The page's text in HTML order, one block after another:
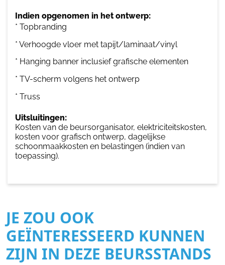
Indien opgenomen in het ontwerp:
* Topbranding
* Verhoogde vloer met tapijt/laminaat/vinyl
* Hanging banner inclusief grafische elementen
* TV-scherm volgens het ontwerp
* Truss
Uitsluitingen:
Kosten van de beursorganisator, elektriciteitskosten,
kosten voor grafisch ontwerp, dagelijkse
schoonmaakkosten en belastingen (indien van
toepassing).
JE ZOU OOK
GEÏNTERESSEERD KUNNEN
ZIJN IN DEZE BEURSSTANDS